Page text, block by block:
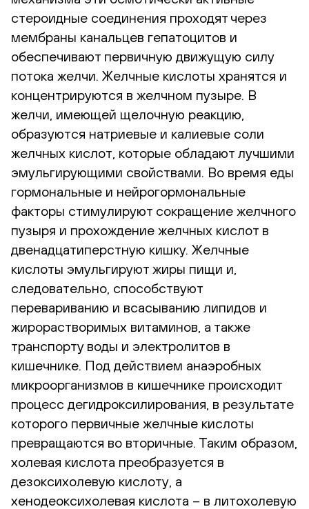
стероидные соединения проходят через
мембраны канальцев гепатоцитов и
обеспечивают первичную движущую силу
потока желчи. Желчные кислоты хранятся и
концентрируются в желчном пузыре. В
желчи, имеющей щелочную реакцию,
образуются натриевые и калиевые соли
желчных кислот, которые обладают лучшими
эмульгирующими свойствами. Во время еды
гормональные и нейрогормональные
факторы стимулируют сокращение желчного
пузыря и прохождение желчных кислот в
двенадцатиперстную кишку. Желчные
кислоты эмульгируют жиры пищи и,
следовательно, способствуют
перевариванию и всасыванию липидов и
жирорастворимых витаминов, а также
транспорту воды и электролитов в
кишечнике. Под действием анаэробных
микроорганизмов в кишечнике происходит
процесс дегидроксилирования, в результате
которого первичные желчные кислоты
превращаются во вторичные. Таким образом,
холевая кислота преобразуется в
дезоксихолевую кислоту, а
хенодеоксихолевая кислота – в литохолевую